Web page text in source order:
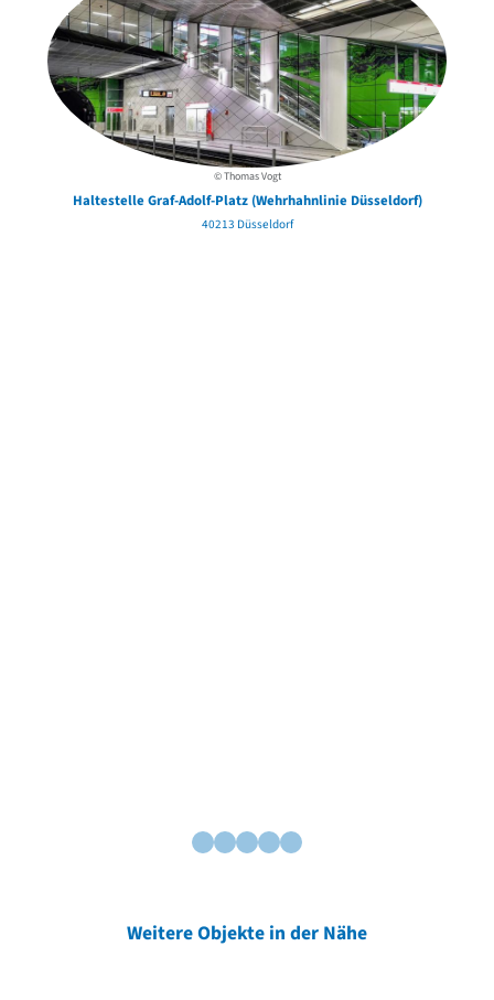
© Thomas Vogt
Haltestelle Graf-Adolf-Platz (Wehrhahnlinie Düsseldorf)
40213 Düsseldorf
Weitere Objekte in der Nähe